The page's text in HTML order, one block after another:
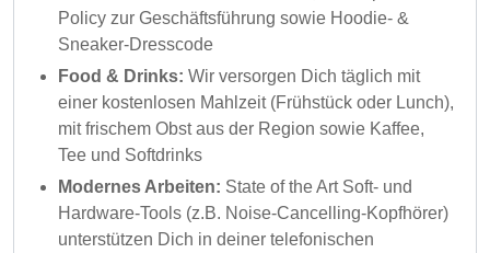
Policy zur Geschäftsführung sowie Hoodie- &
Sneaker-Dresscode
Food & Drinks: Wir versorgen Dich täglich mit
einer kostenlosen Mahlzeit (Frühstück oder Lunch),
mit frischem Obst aus der Region sowie Kaffee,
Tee und Softdrinks
Modernes Arbeiten: State of the Art Soft- und
Hardware-Tools (z.B. Noise-Cancelling-Kopfhörer)
unterstützen Dich in deiner telefonischen